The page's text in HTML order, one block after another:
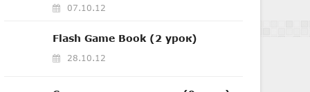
07.10.12
Flash Game Book (2 урок)
28.10.12